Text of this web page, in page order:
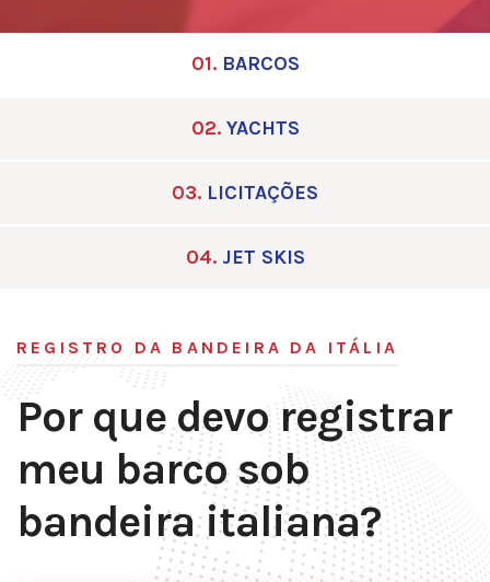
01. BARCOS
02. YACHTS
03. LICITAÇÕES
04. JET SKIS
REGISTRO DA BANDEIRA DA ITÁLIA
Por que devo registrar
meu barco sob
bandeira italiana?